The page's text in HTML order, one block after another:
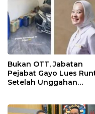
Bukan OTT, Jabatan
Pejabat Gayo Lues
Setelah Unggahan